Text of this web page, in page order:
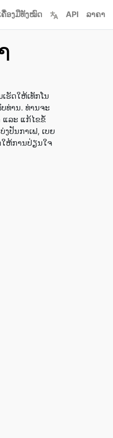
ຄື່ອງມືທັງໝົດ API ລາຄາ
ຮັດໃຫ້ເທັກໂນ
ທ່ານ. ທ່ານຈະ
ແລະ ແກ້ໄຂຂໍ້
ປັນກາເຟ, ເບຍ
ໃຫ້ການປ່ຽນໃຈ